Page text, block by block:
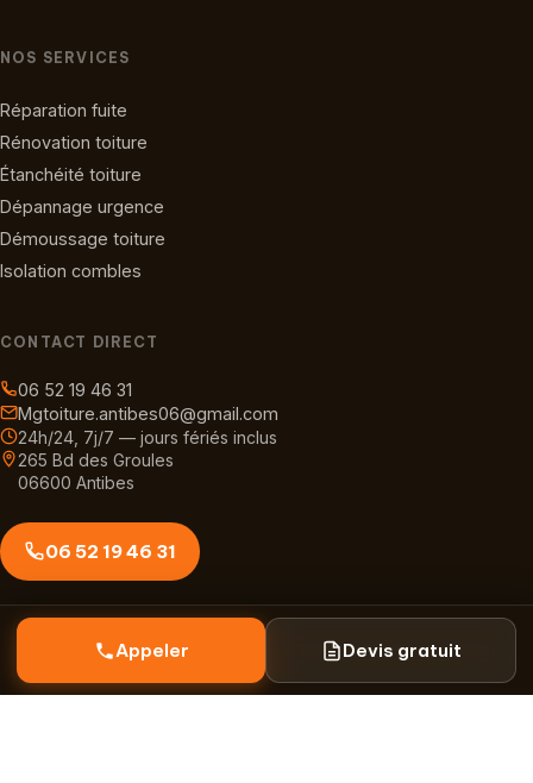
Appeler Devis gratuit
NOS SERVICES
Réparation fuite
Rénovation toiture
Étanchéité toiture
Dépannage urgence
Démoussage toiture
Isolation combles
CONTACT DIRECT
06 52 19 46 31
Mgtoiture.antibes06@gmail.com
24h/24, 7j/7 — jours fériés inclus
265 Bd des Groules
06600 Antibes
06 52 19 46 31
© 2026 MG Toiture — Tous droits réservés.Mentions légales ·